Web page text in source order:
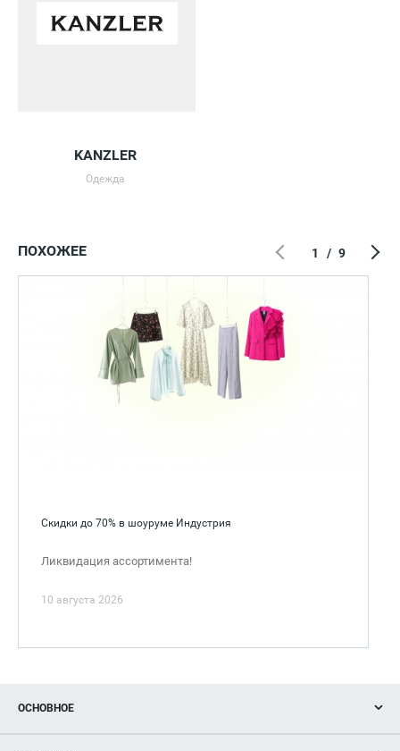
KANZLER
Одежда
ПОХОЖЕЕ
Скидки до 70% в шоуруме Индустрия
Ликвидация ассортимента!
10 августа 2026
1 / 9
ОСНОВНОЕ